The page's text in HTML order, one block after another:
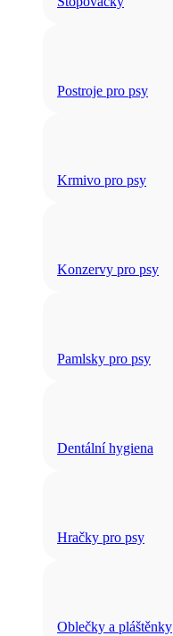
Postroje pro psy
Krmivo pro psy
Konzervy pro psy
Pamlsky pro psy
Dentální hygiena
Hračky pro psy
Oblečky a pláštěnky